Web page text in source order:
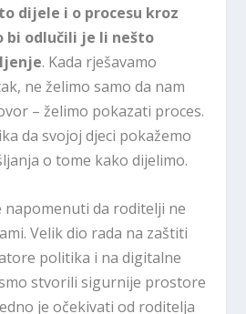
dijele i o procesu kroz
bi odlučili je li nešto
. Kada rješavamo
ne želimo samo da nam
– želimo pokazati proces.
da svojoj djeci pokažemo
o tome kako dijelimo.
napomenuti da roditelji ne
Velik dio rada na zaštiti
politika i na digitalne
stvorili sigurnije prostore
je očekivati ​​od roditelja